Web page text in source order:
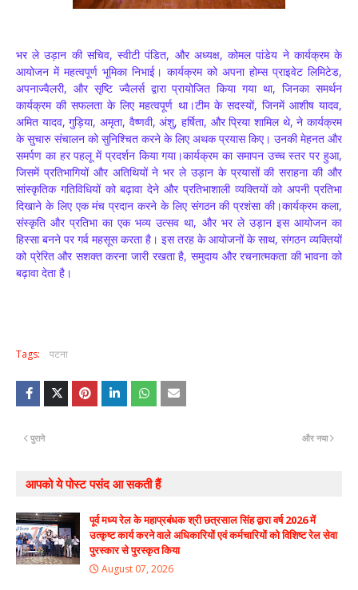
भर ले उड़ान की सचिव, स्वीटी पंडित, और अध्यक्ष, कोमल पांडेय ने कार्यक्रम के
आयोजन में महत्वपूर्ण भूमिका निभाई। कार्यक्रम को अपना होम्स प्राइवेट लिमिटेड,
अपनाज्वैलरी, और सृष्टि ज्वैलर्स द्वारा प्रायोजित किया गया था, जिनका समर्थन
कार्यक्रम की सफलता के लिए महत्वपूर्ण था।टीम के सदस्यों, जिनमें आशीष यादव,
अमित यादव, गुड़िया, अमृता, वैष्णवी, अंशु, हर्षिता, और प्रिया शामिल थे, ने कार्यक्रम
के सुचारु संचालन को सुनिश्चित करने के लिए अथक प्रयास किए। उनकी मेहनत और
समर्पण का हर पहलू में प्रदर्शन किया गया।कार्यक्रम का समापन उच्च स्तर पर हुआ,
जिसमें प्रतिभागियों और अतिथियों ने भर ले उड़ान के प्रयासों की सराहना की और
सांस्कृतिक गतिविधियों को बढ़ावा देने और प्रतिभाशाली व्यक्तियों को अपनी प्रतिभा
दिखाने के लिए एक मंच प्रदान करने के लिए संगठन की प्रशंसा की।कार्यक्रम कला,
संस्कृति और प्रतिभा का एक भव्य उत्सव था, और भर ले उड़ान इस आयोजन का
हिस्सा बनने पर गर्व महसूस करता है। इस तरह के आयोजनों के साथ, संगठन व्यक्तियों
को प्रेरित और सशक्त करना जारी रखता है, समुदाय और रचनात्मकता की भावना को
बढ़ावा देता है।
Tags: पटना
और नया
पुराने
आपको ये पोस्ट पसंद आ सकती हैं
पूर्व मध्य रेल के महाप्रबंधक श्री छत्रसाल सिंह द्वारा वर्ष 2026 में
उत्कृष्ट कार्य करने वाले अधिकारियों एवं कर्मचारियों को विशिष्ट रेल सेवा
पुरस्कार से पुरस्कृत किया
August 07, 2026